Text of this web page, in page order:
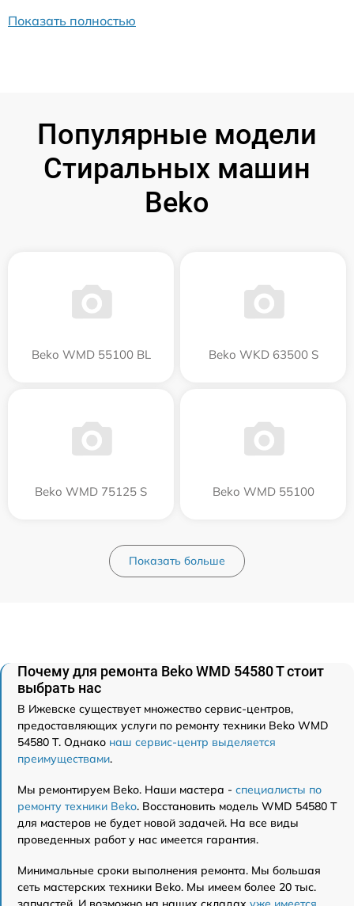
Показать полностью
Популярные модели
Стиральных машин
Beko
Beko WMD 55100 BL Beko WKD 63500 S
Beko WMD 75125 S Beko WMD 55100
Показать больше
Почему для ремонта Beko WMD 54580 T стоит
выбрать нас
В Ижевске существует множество сервис-центров,
предоставляющих услуги по ремонту техники Beko WMD
54580 T. Однако наш сервис-центр выделяется
преимуществами.
Мы ремонтируем Beko. Наши мастера - специалисты по
ремонту техники Beko. Восстановить модель WMD 54580 T
для мастеров не будет новой задачей. На все виды
проведенных работ у нас имеется гарантия.
Минимальные сроки выполнения ремонта. Мы большая
сеть мастерских техники Beko. Мы имеем более 20 тыс.